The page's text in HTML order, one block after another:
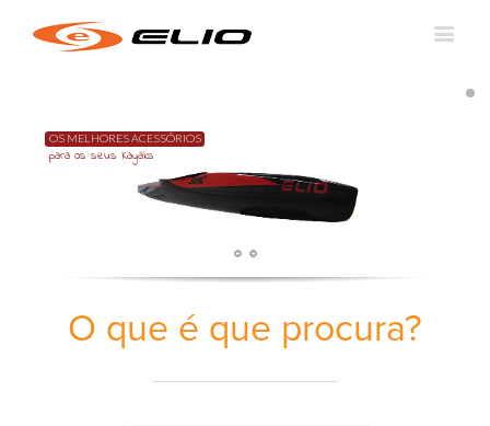
OS MELHORES ACESSÓRIOS
para os seus Kayaks
O que é que procura?